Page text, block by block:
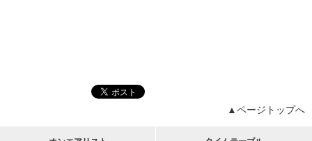
▲ページトップへ